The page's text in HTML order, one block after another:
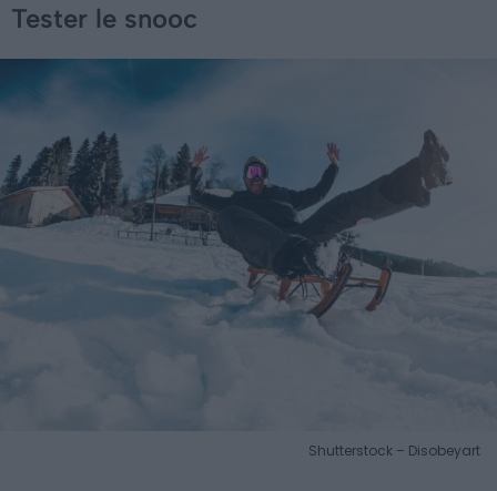
Tester le snooc
Shutterstock – Disobeyart